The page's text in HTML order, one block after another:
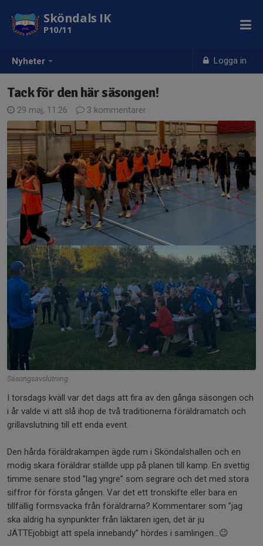
Nyheter Logga in
Sköndals IK
P10/11
Tack för den här säsongen!
29 maj, 11:26 3 kommentarer
Säsongsavslutning
I torsdags kväll var det dags att fira av den gånga säsongen och
i år valde vi att slå ihop de två traditionerna föräldramatch och
grillavslutning till ett enda event.
Den hårda föräldrakampen ägde rum i Sköndalshallen och en
modig skara föräldrar ställde upp på planen till kamp. En svettig
timme senare stod ”lag yngre” som segrare och det med stora
siffror för första gången. Var det ett tronskifte eller bara en
tillfällig formsvacka från föräldrarna? Kommentarer som ”jag
ska aldrig ha synpunkter från läktaren igen, det är ju
JÄTTEjobbigt att spela innebandy” hördes i samlingen...😉